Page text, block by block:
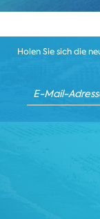
Holen Sie sich die